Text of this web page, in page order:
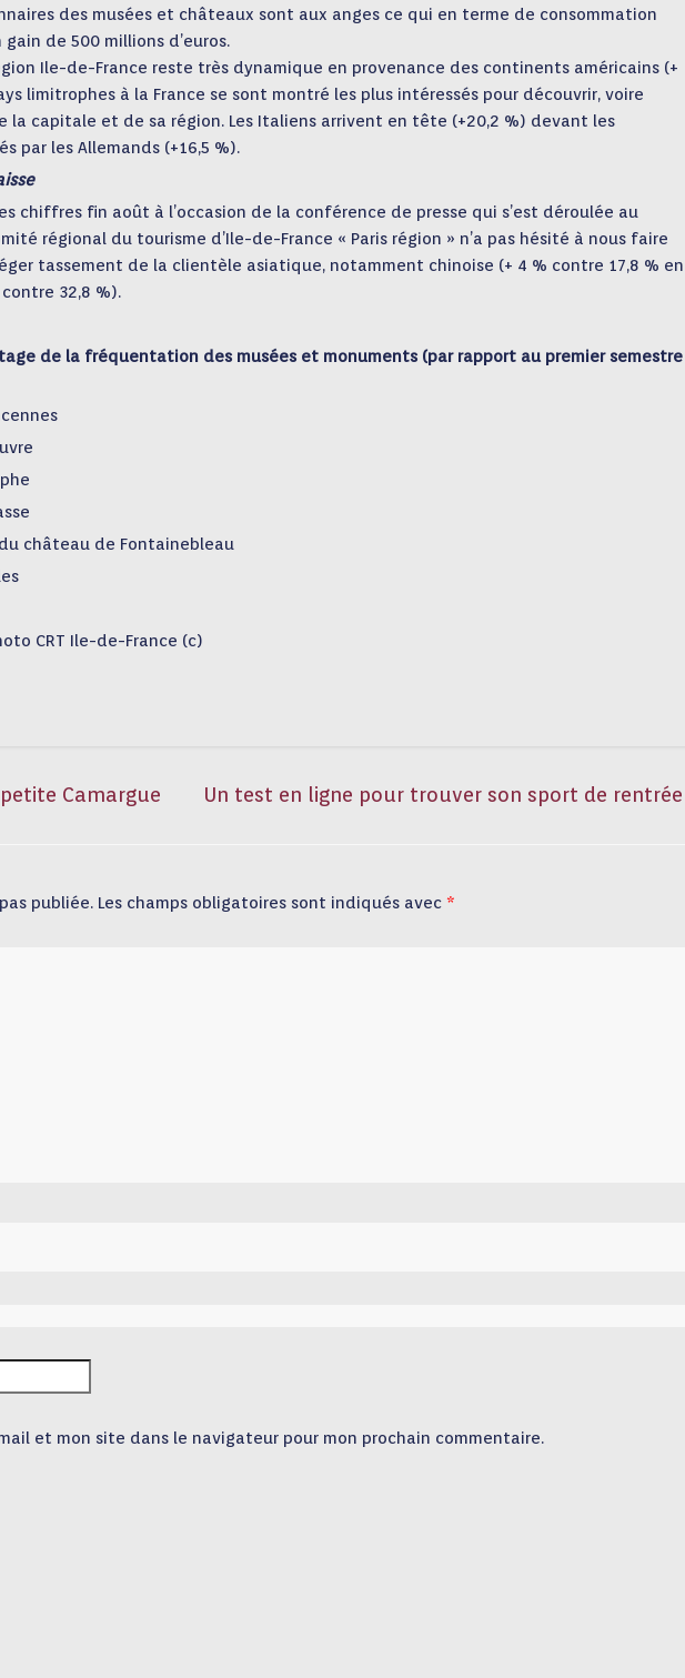
des musées et châteaux sont aux anges ce qui en terme de consommation
de 500 millions d’euros.
Ile-de-France reste très dynamique en provenance des continents américains (+
limitrophes à la France se sont montré les plus intéressés pour découvrir, voire
la capitale et de sa région. Les Italiens arrivent en tête (+20,2 %) devant les
par les Allemands (+16,5 %).
chiffres fin août à l’occasion de la conférence de presse qui s’est déroulée au
régional du tourisme d’Ile-de-France « Paris région » n’a pas hésité à nous faire
tassement de la clientèle asiatique, notamment chinoise (+ 4 % contre 17,8 % en
32,8 %).
de la fréquentation des musées et monuments (par rapport au premier semestre
château de Fontainebleau
CRT Ile-de-France (c)
Camargue Un test en ligne pour trouver son sport de rentrée
publiée. Les champs obligatoires sont indiqués avec *
et mon site dans le navigateur pour mon prochain commentaire.